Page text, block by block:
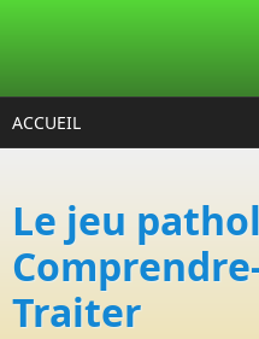
ACCUEIL
Le jeu
Traiter